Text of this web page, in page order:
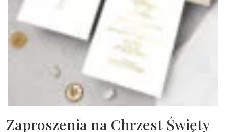
Zaproszenia na Chrzest Święty